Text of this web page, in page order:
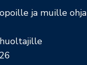
ja muille